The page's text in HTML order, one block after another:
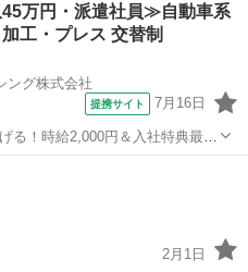
時販売して
万円・派遣社員≫自動車系
工・プレス 交替制
ング株式会社
提携サイト 7月16日
る！時給2,000円＆入社特典最大
き／土日休み／未経験OK＆研修
2月1日